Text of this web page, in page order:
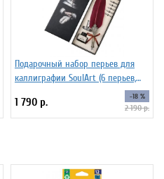
Подарочный набор перьев для
каллиграфии SoulArt (6 перьев,
1 790 р. -18 %
2 190 р.